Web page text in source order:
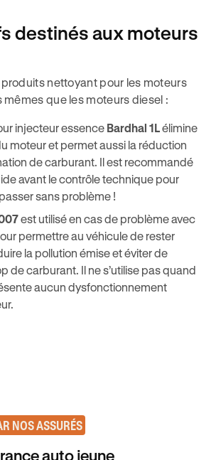
destinés aux moteurs
nettoyant pour les moteurs
que les moteurs diesel :
injecteur essence Bardhal 1Lélimine
moteur et permet aussi la réduction
de carburant. Il est recommandé
avant le contrôle technique pour
sans problème !
est utilisé en cas de problème avec
permettre au véhicule de rester
la pollution émise et éviter de
de carburant. Il ne s’utilise pas quand
aucun dysfonctionnement
NOS ASSURÉS
auto jeune